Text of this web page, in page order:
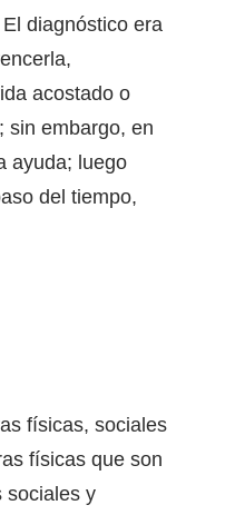
diagnóstico era
acostado o
sin embargo, en
ayuda; luego
del tiempo,
físicas, sociales
físicas que son
sociales y